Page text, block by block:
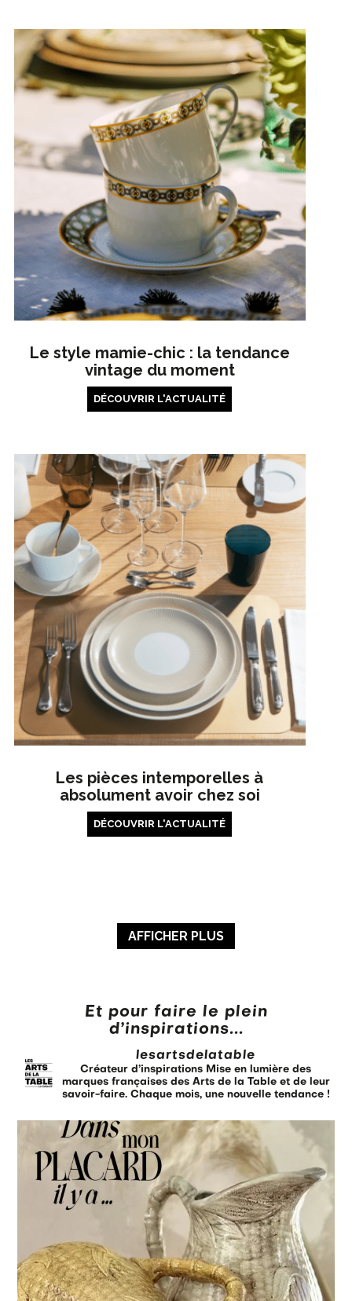
Le style mamie-chic : la tendance
vintage du moment
DÉCOUVRIR L'ACTUALITÉ
Les pièces intemporelles à
absolument avoir chez soi
DÉCOUVRIR L'ACTUALITÉ
AFFICHER PLUS
Et pour faire le plein
d’inspirations...
lesartsdelatable
Créateur d’inspirations Mise en lumière des
marques françaises des Arts de la Table et de leur
savoir-faire.Chaque mois, une nouvelle tendance !